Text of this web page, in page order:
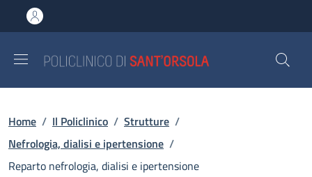
al contenuto principale
to footer content
Briciole di pane
Home / Il Policlinico / Strutture /
Nefrologia, dialisi e ipertensione /
Reparto nefrologia, dialisi e ipertensione